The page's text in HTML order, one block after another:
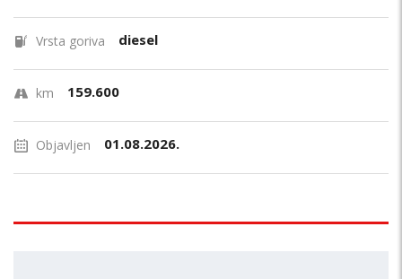
Vrsta goriva diesel
km 159.600
Objavljen 01.08.2026.